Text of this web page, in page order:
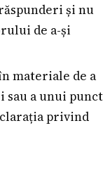
și nu
de a-și
materiale de a
a unui punct
privind